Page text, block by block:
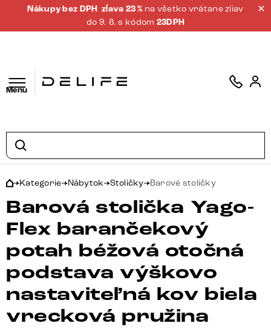
Nákupy bez DPH zĺava 23 % na všetko vrátane zliav
do 9. 8. s kódom 23DPH
Menu
Kategorie Nábytok Stoličky Barové stoličky
Barová stolička Yago-
Flex barančekový
potah béžová otočná
podstava výškovo
nastaviteľná kov biela
vrecková pružina